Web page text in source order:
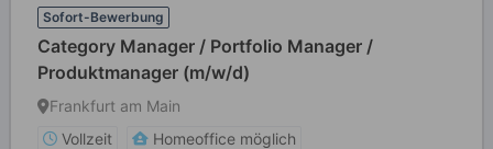
Sofort-Bewerbung
Category Manager / Portfolio Manager /
Produktmanager (m/w/d)
Frankfurt am Main
Vollzeit
Homeoffice möglich